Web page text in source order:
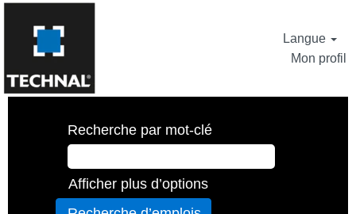
Langue
Mon profil
Recherche par mot-clé
Afficher plus d’options